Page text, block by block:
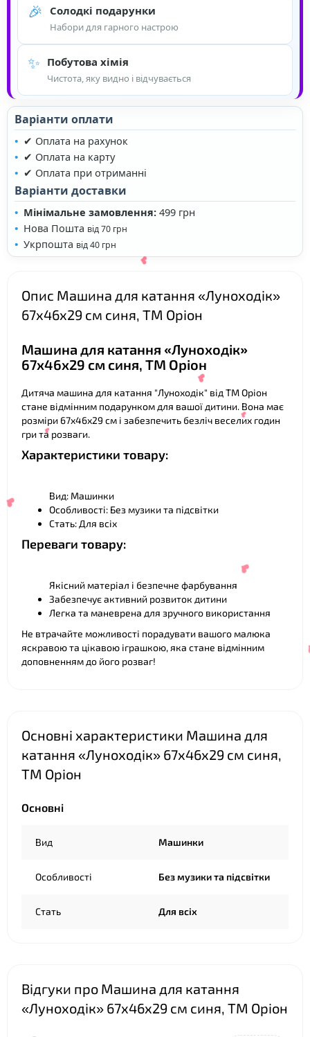
🎉 Солодкі подарунки
Набори для гарного настрою
✨ Побутова хімія
Чистота, яку видно і відчувається
Варіанти оплати
✔ Оплата на рахунок
✔ Оплата на карту
✔ Оплата при отриманні
Варіанти доставки
Мінімальне замовлення: 499 грн
Нова Пошта від 70 грн
Укрпошта від 40 грн
Опис Машина для катання «Луноходік»
67х46х29 см синя, ТМ Оріон
Машина для катання «Луноходік»
67х46х29 см синя, ТМ Оріон
Дитяча машина для катання "Луноходік" від ТМ Оріон
стане відмінним подарунком для вашої дитини. Вона має
розміри 67х46х29 см і забезпечить безліч веселих годин
гри та розваги.
Характеристики товару:
Вид: Машинки
Особливості: Без музики та підсвітки
Стать: Для всіх
Переваги товару:
Якісний матеріал і безпечне фарбування
Забезпечує активний розвиток дитини
Легка та маневрена для зручного використання
Не втрачайте можливості порадувати вашого малюка
яскравою та цікавою іграшкою, яка стане відмінним
доповненням до його розваг!
Основні характеристики Машина для
катання «Луноходік» 67х46х29 см синя,
ТМ Оріон
Основні
Вид Машинки
Особливості Без музики та підсвітки
Стать Для всіх
Відгуки про Машина для катання
«Луноходік» 67х46х29 см синя, ТМ Оріон
❤
❤